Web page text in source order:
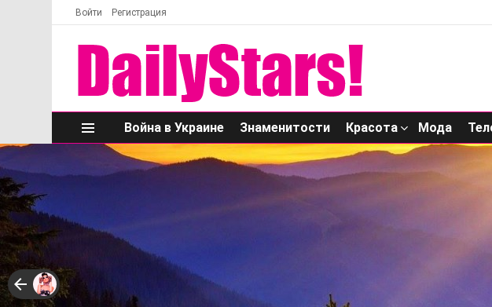
Войти Регистрация
Меню
Война в Украине Знаменитости Красота Мода